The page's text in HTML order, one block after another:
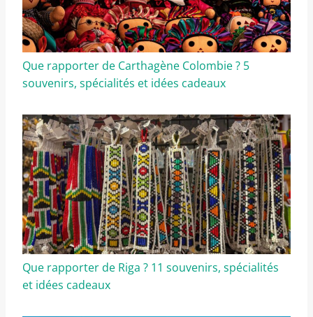
Que rapporter de Carthagène Colombie ? 5
souvenirs, spécialités et idées cadeaux
Que rapporter de Riga ? 11 souvenirs, spécialités
et idées cadeaux